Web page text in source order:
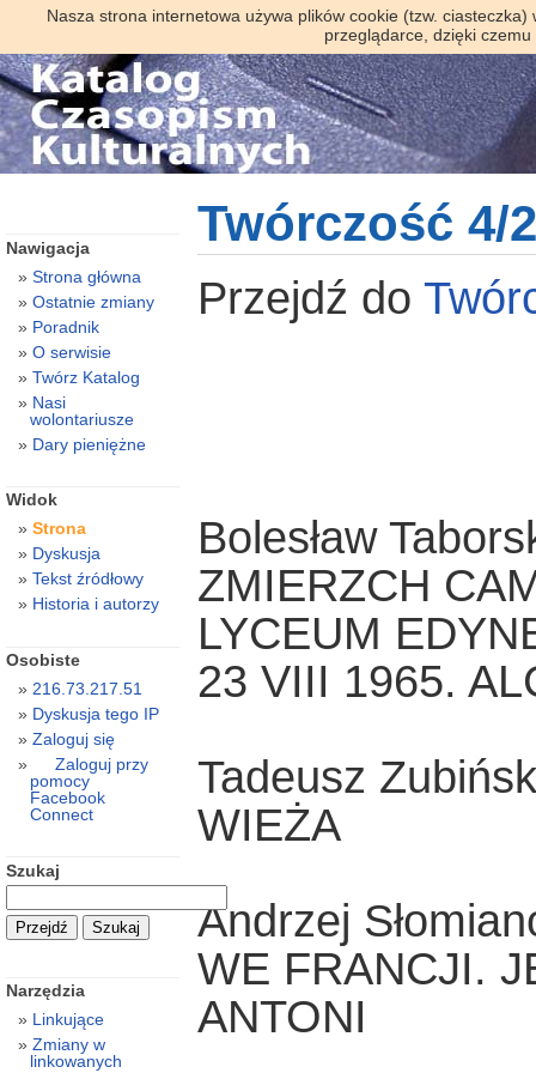
Nasza strona internetowa używa plików cookie (tzw.
przeglądarce, dzięki
Twórczość 4/
Przejdź do
Bolesław
ZMIERZCH
LYCEUM
23 VIII 1965.
Tadeusz
WIEŻA
Andrzej
WE FRANCJI.
ANTONI
Nawigacja
Strona główna
Ostatnie zmiany
Poradnik
O serwisie
Twórz Katalog
Nasi
wolontariusze
Dary pieniężne
Widok
Strona
Dyskusja
Tekst źródłowy
Historia i autorzy
Osobiste
216.73.217.51
Dyskusja tego IP
Zaloguj się
Zaloguj przy
pomocy
Facebook
Connect
Szukaj
Narzędzia
Linkujące
Zmiany w
linkowanych